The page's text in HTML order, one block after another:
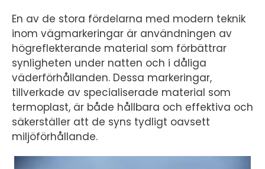
En av de stora fördelarna med modern teknik
inom vägmarkeringar är användningen av
högreflekterande material som förbättrar
synligheten under natten och i dåliga
väderförhållanden. Dessa markeringar,
tillverkade av specialiserade material som
termoplast, är både hållbara och effektiva och
säkerställer att de syns tydligt oavsett
miljöförhållande.